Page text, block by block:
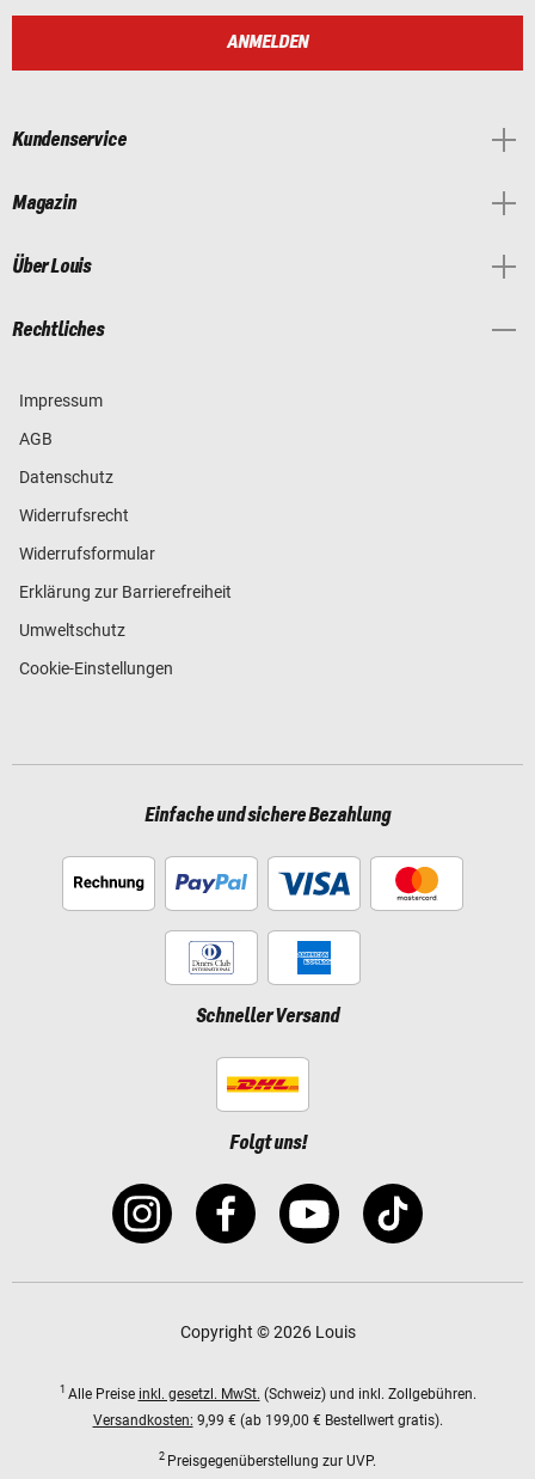
ANMELDEN
Kundenservice
Magazin
Über Louis
Rechtliches
Impressum
AGB
Datenschutz
Widerrufsrecht
Widerrufsformular
Erklärung zur Barrierefreiheit
Umweltschutz
Cookie-Einstellungen
Einfache und sichere Bezahlung
Schneller Versand
Folgt uns!
Copyright © 2026 Louis
1 Alle Preise inkl. gesetzl. MwSt. (Schweiz) und inkl. Zollgebühren.
Versandkosten: 9,99 € (ab 199,00 € Bestellwert gratis).
2 Preisgegenüberstellung zur UVP.